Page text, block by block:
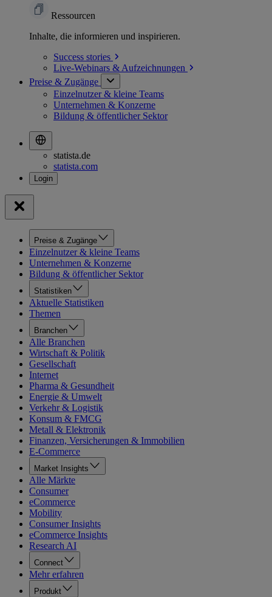
Ressourcen
Inhalte, die informieren und inspirieren.
Success stories
Live-Webinars & Aufzeichnungen
Preise & Zugänge
Einzelnutzer & kleine Teams
Unternehmen & Konzerne
Bildung & öffentlicher Sektor
statista.de
statista.com
Preise & Zugänge
Einzelnutzer & kleine Teams
Unternehmen & Konzerne
Bildung & öffentlicher Sektor
Statistiken
Aktuelle Statistiken
Themen
Branchen
Alle Branchen
Wirtschaft & Politik
Gesellschaft
Internet
Pharma & Gesundheit
Energie & Umwelt
Verkehr & Logistik
Konsum & FMCG
Metall & Elektronik
Finanzen, Versicherungen & Immobilien
E-Commerce
Market Insights
Alle Märkte
Consumer
eCommerce
Mobility
Consumer Insights
eCommerce Insights
Research AI
Connect
Mehr erfahren
Produkt